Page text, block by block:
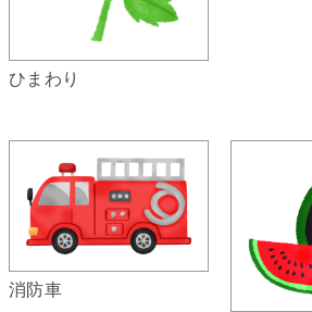
ひまわり
消防車